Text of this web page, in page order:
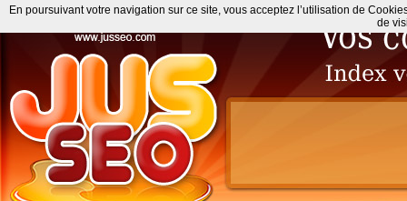
En poursuivant votre navigation sur ce site, vous acceptez l’utilisation de
de